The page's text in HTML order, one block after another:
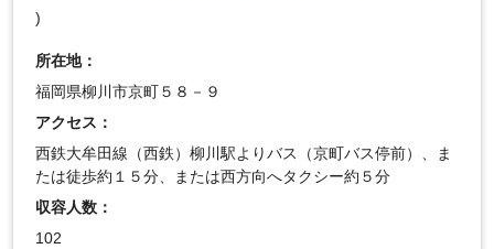
)
所在地：
福岡県柳川市京町５８－９
アクセス：
西鉄大牟田線（西鉄）柳川駅よりバス（京町バス停前）、ま
たは徒歩約１５分、または西方向へタクシー約５分
収容人数：
102